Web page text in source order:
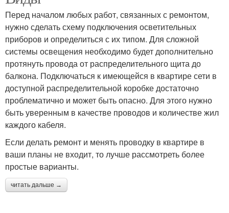
Перед началом любых работ, связанных с ремонтом,
нужно сделать схему подключения осветительных
приборов и определиться с их типом. Для сложной
системы освещения необходимо будет дополнительно
протянуть провода от распределительного щита до
балкона. Подключаться к имеющейся в квартире сети в
доступной распределительной коробке достаточно
проблематично и может быть опасно. Для этого нужно
быть уверенным в качестве проводов и количестве жил
каждого кабеля.
Если делать ремонт и менять проводку в квартире в
ваши планы не входит, то лучше рассмотреть более
простые варианты.
читать дальше →